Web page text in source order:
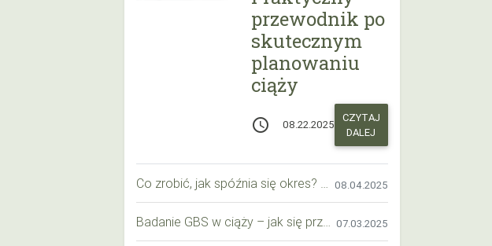
przewodnik po
skutecznym
planowaniu
ciąży
access_time 08.22.2025
CZYTAJ
DALEJ
08.04.2025
07.03.2025